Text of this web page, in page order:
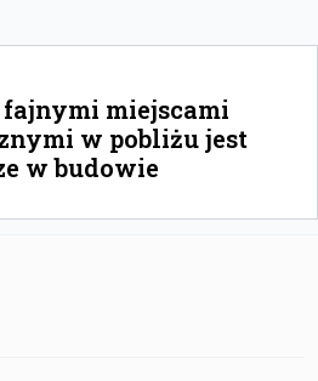
fajnymi miejscami
w pobliżu jest
w budowie